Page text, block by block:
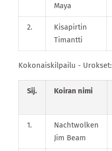
Maya
2.
Kisapirtin
Timantti
Kokonaiskilpailu - Urokset:
Sij. Koiran nimi
1.
Nachtwolken
Jim Beam